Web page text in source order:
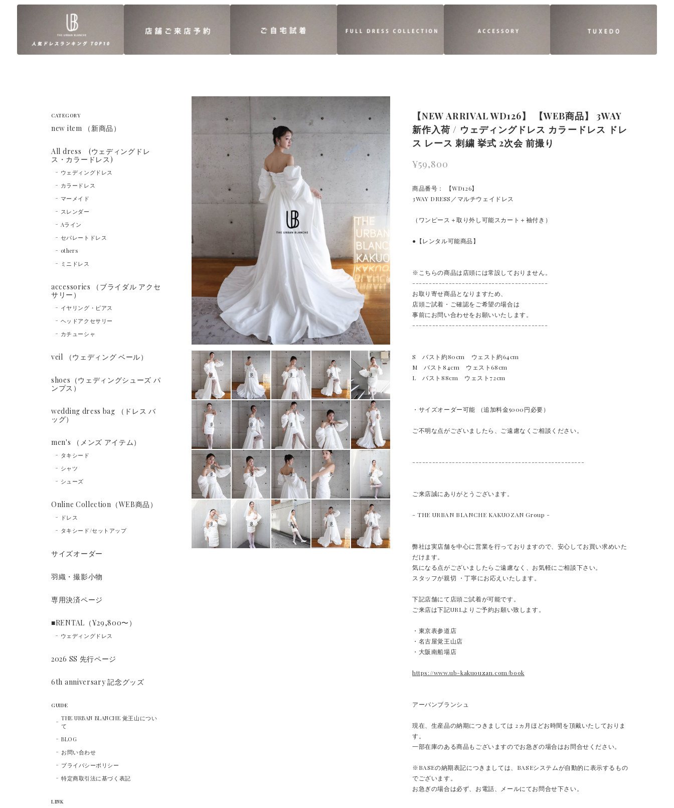
【NEW ARRIVAL WD126】 【WEB商品】 3WAY
新作入荷 / ウェディングドレス カラードレス ドレ
ス レース 刺繍 挙式 2次会 前撮り
¥59,800
商品番号： 【WD126】
3WAY DRESS／マルチウェイドレス
（ワンピース＋取り外し可能スカート＋袖付き）
●【レンタル可能商品】
※こちらの商品は店頭には常設しておりません。
-----------------------------------------
お取り寄せ商品となりますため、
店頭ご試着・ご確認をご希望の場合は
事前にお問い合わせをお願いいたします。
-----------------------------------------
S バスト約80cm ウェスト約64cm
M バスト84cm ウェスト68cm
L バスト88cm ウェスト72cm
・サイズオーダー可能 （追加料金5000円必要）
ご不明な点がございましたら、ご遠慮なくご相談ください。
----------------------------------------------------
ご来店誠にありがとうございます。
- THE URBAN BLANCHE KAKUOZAN Group -
弊社は実店舗を中心に営業を行っておりますので、安心してお買い求めいた
だけます。
気になる点がございましたらご遠慮なく、お気軽にご相談下さい。
スタッフが親切 ・丁寧にお応えいたします。
下記店舗にて店頭ご試着が可能です。
ご来店は下記URLよりご予約お願い致します。
・東京表参道店
・名古屋覚王山店
・大阪南船場店
https://www.ub-kakuouzan.com/book
アーバンブランシュ
現在、生産品の納期につきましては 2ヵ月ほどお時間を頂戴いたしておりま
す。
一部在庫のある商品もございますのでお急ぎの場合はお問合せください。
※BASEの納期表記につきましては、BASEシステムが自動的に表示するもの
でございます。
お急ぎの場合は必ず、お電話、メールにてお問合せ下さい。
CATEGORY
new item （新商品）
All dress (ウェディングドレ
ス・カラードレス)
ウェディングドレス
カラードレス
マーメイド
スレンダー
Aライン
セパレートドレス
others
ミニドレス
accessories （ブライダル アクセ
サリー）
イヤリング・ピアス
ヘッドアクセサリー
カチューシャ
veil （ウェディング ベール）
shoes（ウェディングシューズ パ
ンプス）
wedding dress bag （ドレス バ
ッグ）
men's （メンズ アイテム）
タキシード
シャツ
シューズ
Online Collection（WEB商品）
ドレス
タキシード/セットアップ
サイズオーダー
羽織・撮影小物
専用決済ページ
■RENTAL（¥29,800〜）
ウェディングドレス
2026 SS 先行ページ
6th anniversary 記念グッズ
GUIDE
THE URBAN BLANCHE 覚王山につい
て
BLOG
お問い合わせ
プライバシーポリシー
特定商取引法に基づく表記
LINK